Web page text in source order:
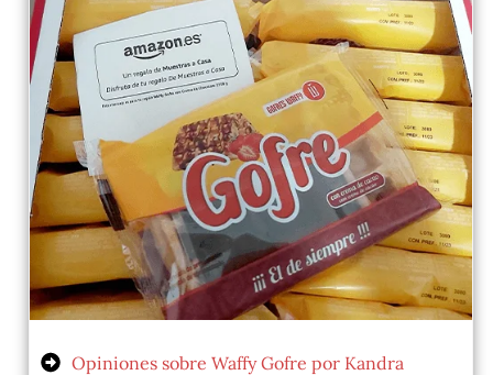
Opiniones sobre Waffy Gofre por Kandra